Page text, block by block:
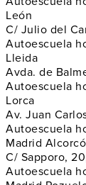
León
C/ Julio del
Autoescuela
Lleida
Avda. de
Autoescuela
Lorca
Av. Juan
Autoescuela
Madrid
C/ Sapporo,
Autoescuela